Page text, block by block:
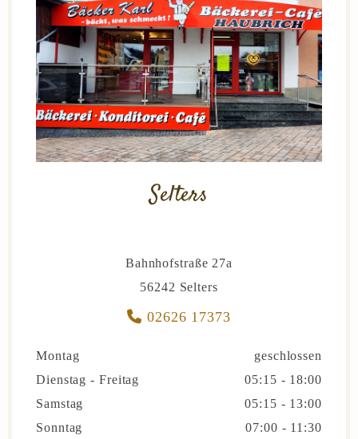
Selters
Bahnhofstraße 27a
56242 Selters
 02626 17373
Montag
geschlossen
Dienstag - Freitag
05:15 - 18:00
Samstag
05:15 - 13:00
Sonntag
07:00 - 11:30